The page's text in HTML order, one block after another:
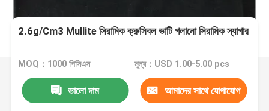
2.6g/Cm3 Mullite সিরামিক ক্রুসিবল ভাটি গলানো সিরামিক স্যাগার
MOQ：1000 পিসিএস মূল্য：USD 1.00-5.00 pcs
ভালো দাম আমাদের সাথে যোগাযোগ